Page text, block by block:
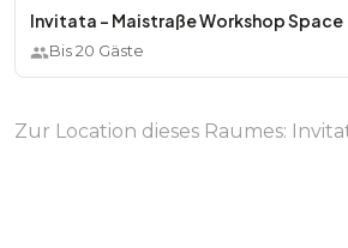
Invitata - Maistraße Workshop Space
Bis20 Gäste
Zur Location dieses Raumes: